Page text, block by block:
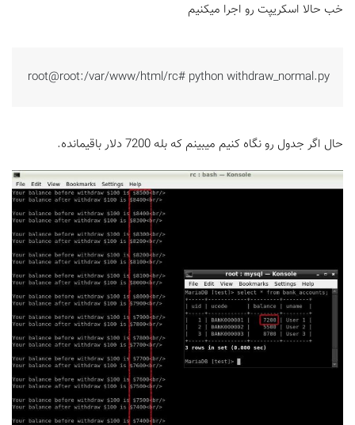
خب حالا اسکریپت رو اجرا میکنیم
root@root:/var/www/html/rc# python withdraw_normal.py
حال اگر جدول رو نگاه کنیم میبینم که بله 7200 دلار باقیمانده.